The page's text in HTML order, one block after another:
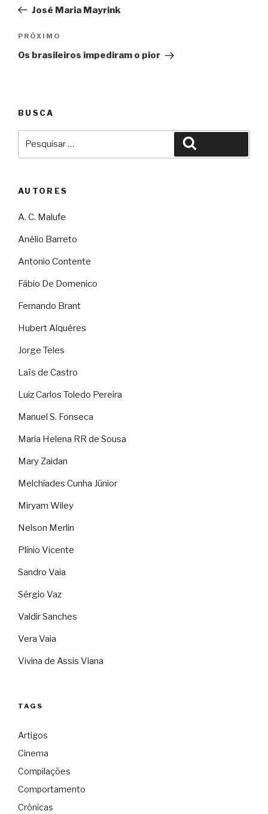
Post
José Maria Mayrink
Próximo
PRÓXIMO
Os brasileiros impediram o pior
BUSCA
AUTORES
A. C. Malufe
Anélio Barreto
Antonio Contente
Fábio De Domenico
Fernando Brant
Hubert Alquéres
Jorge Teles
Laïs de Castro
Luiz Carlos Toledo Pereira
Manuel S. Fonseca
Maria Helena RR de Sousa
Mary Zaidan
Melchíades Cunha Júnior
Miryam Wiley
Nelson Merlin
Plínio Vicente
Sandro Vaia
Sérgio Vaz
Valdir Sanches
Vera Vaia
Vivina de Assis Viana
TAGS
Artigos
Cinema
Compilações
Comportamento
Crônicas